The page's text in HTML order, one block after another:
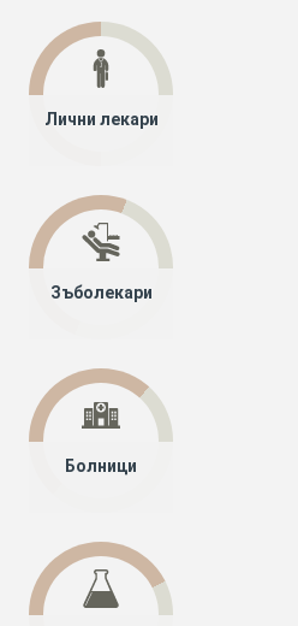
Лични лекари
Зъболекари
Болници